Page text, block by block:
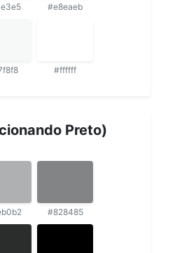
#e8eaeb
#ffffff
Preto)
#828485